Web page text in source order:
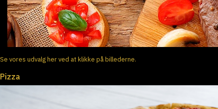
Se vores udvalg her ved at klikke på billederne.
Pizza